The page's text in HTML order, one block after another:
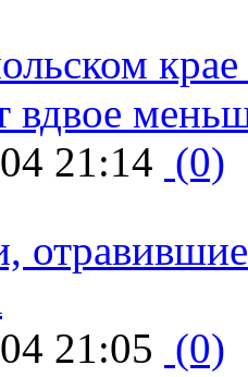
вдвое
21:14 (0)
21:05 (0)